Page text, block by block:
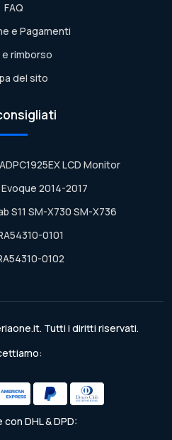
FAQ
e Pagamenti
rimborso
del sito
LCD Monitor
2014-2017
S11 SM-X730 SM-X736
0101
0102
Tutti i diritti riservati.
DHL & DPD: